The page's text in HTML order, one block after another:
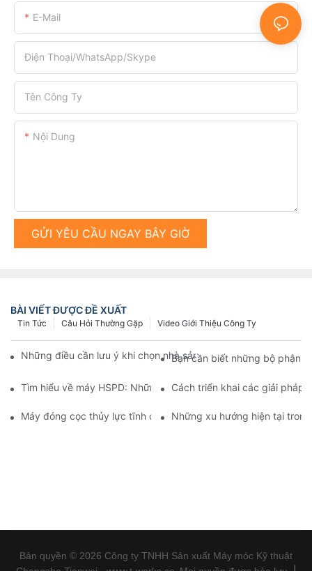
E-Mail
Điện Thoại/WhatsApp/Skype
Tên Công Ty
Nội Dung
GỬI YÊU CẦU NGAY BÂY GIỜ
BÀI VIẾT ĐƯỢC ĐỀ XUẤT
Video Giới Thiệu Công Ty
Câu Hỏi Thường Gặp
Tin Tức
Những điều cần lưu ý khi chọn nhà sản xuất xe ben mini:
Bạn cần biết những bộ phận
Tìm hiểu về máy HSPD: Những điều bạn cần biết
Cách triển khai các giải pháp
Máy đóng cọc thủy lực tĩnh đang cách mạng hóa công tác xây
Những xu hướng hiện tại
Bản quyền © 2026 Công ty TNHH Sản xuất Máy móc Kỹ thuật